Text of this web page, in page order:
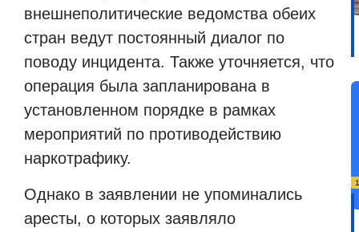
внешнеполитические ведомства обеих
стран ведут постоянный диалог по
поводу инцидента. Также уточняется, что
операция была запланирована в
установленном порядке в рамках
мероприятий по противодействию
наркотрафику.
Однако в заявлении не упоминались
аресты, о которых заявляло